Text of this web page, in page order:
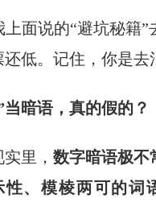
面说的“避坑秘籍”
还低。记住，你是
暗语，真的假的？
里， 数字暗语极不
性、模棱两可的词